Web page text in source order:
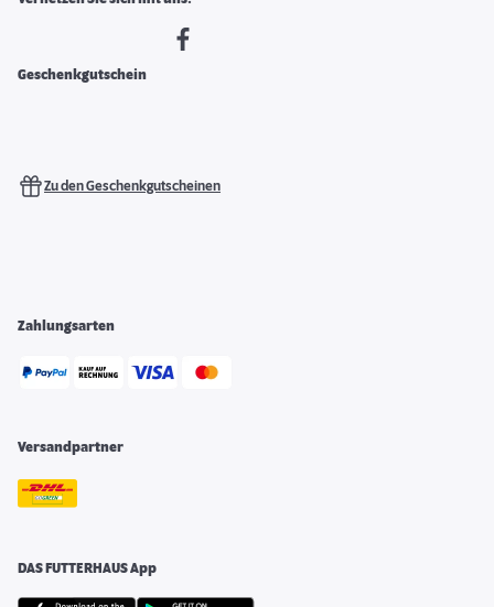
Geschenkgutschein
Zu den Geschenkgutscheinen
Zahlungsarten
Versandpartner
DAS FUTTERHAUS App